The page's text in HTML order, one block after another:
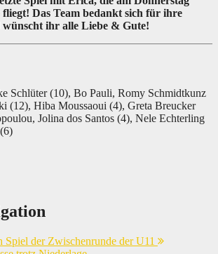
fliegt! Das Team bedankt sich für ihre
ihr alle Liebe & Gute!
Schlüter (10), Bo Pauli, Romy Schmidtkunz
(12), Hiba Moussaoui (4), Greta Breucker
Jolina dos Santos (4), Nele Echterling
Spiel der Zwischenrunde der U11